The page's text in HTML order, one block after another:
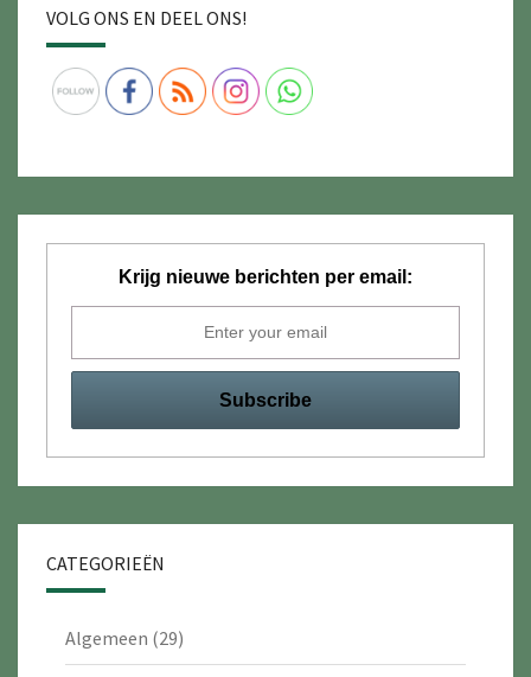
VOLG ONS EN DEEL ONS!
Krijg nieuwe berichten per email:
CATEGORIEËN
Algemeen (29)